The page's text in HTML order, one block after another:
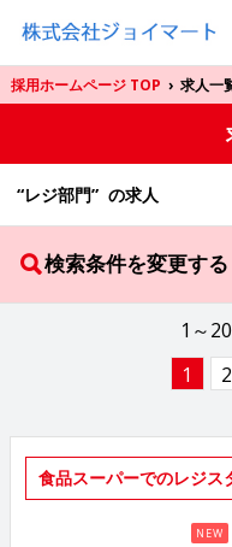
採用ホームページ TOP › 求人一
“レジ部門” の求人
検索条件を変更する
1～
1
2
食品スーパーでのレジス
NEW